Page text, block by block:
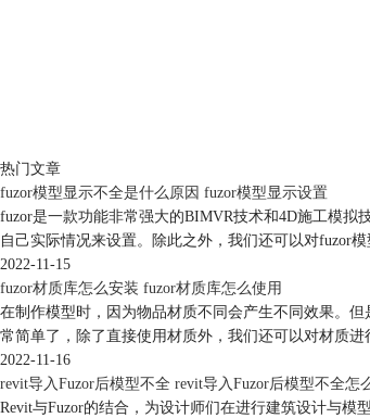
热门文章
fuzor模型显示不全是什么原因 fuzor模型显示设置
fuzor是一款功能非常强大的BIMVR技术和4D施工模拟
自己实际情况来设置。除此之外，我们还可以对fuzor
2022-11-15
fuzor材质库怎么安装 fuzor材质库怎么使用
在制作模型时，因为物品材质不同会产生不同效果。
常简单了，除了直接使用材质外，我们还可以对材质进
2022-11-16
revit导入Fuzor后模型不全 revit导入Fuzor后模型不全怎
Revit与Fuzor的结合，为设计师们在进行建筑设计与模